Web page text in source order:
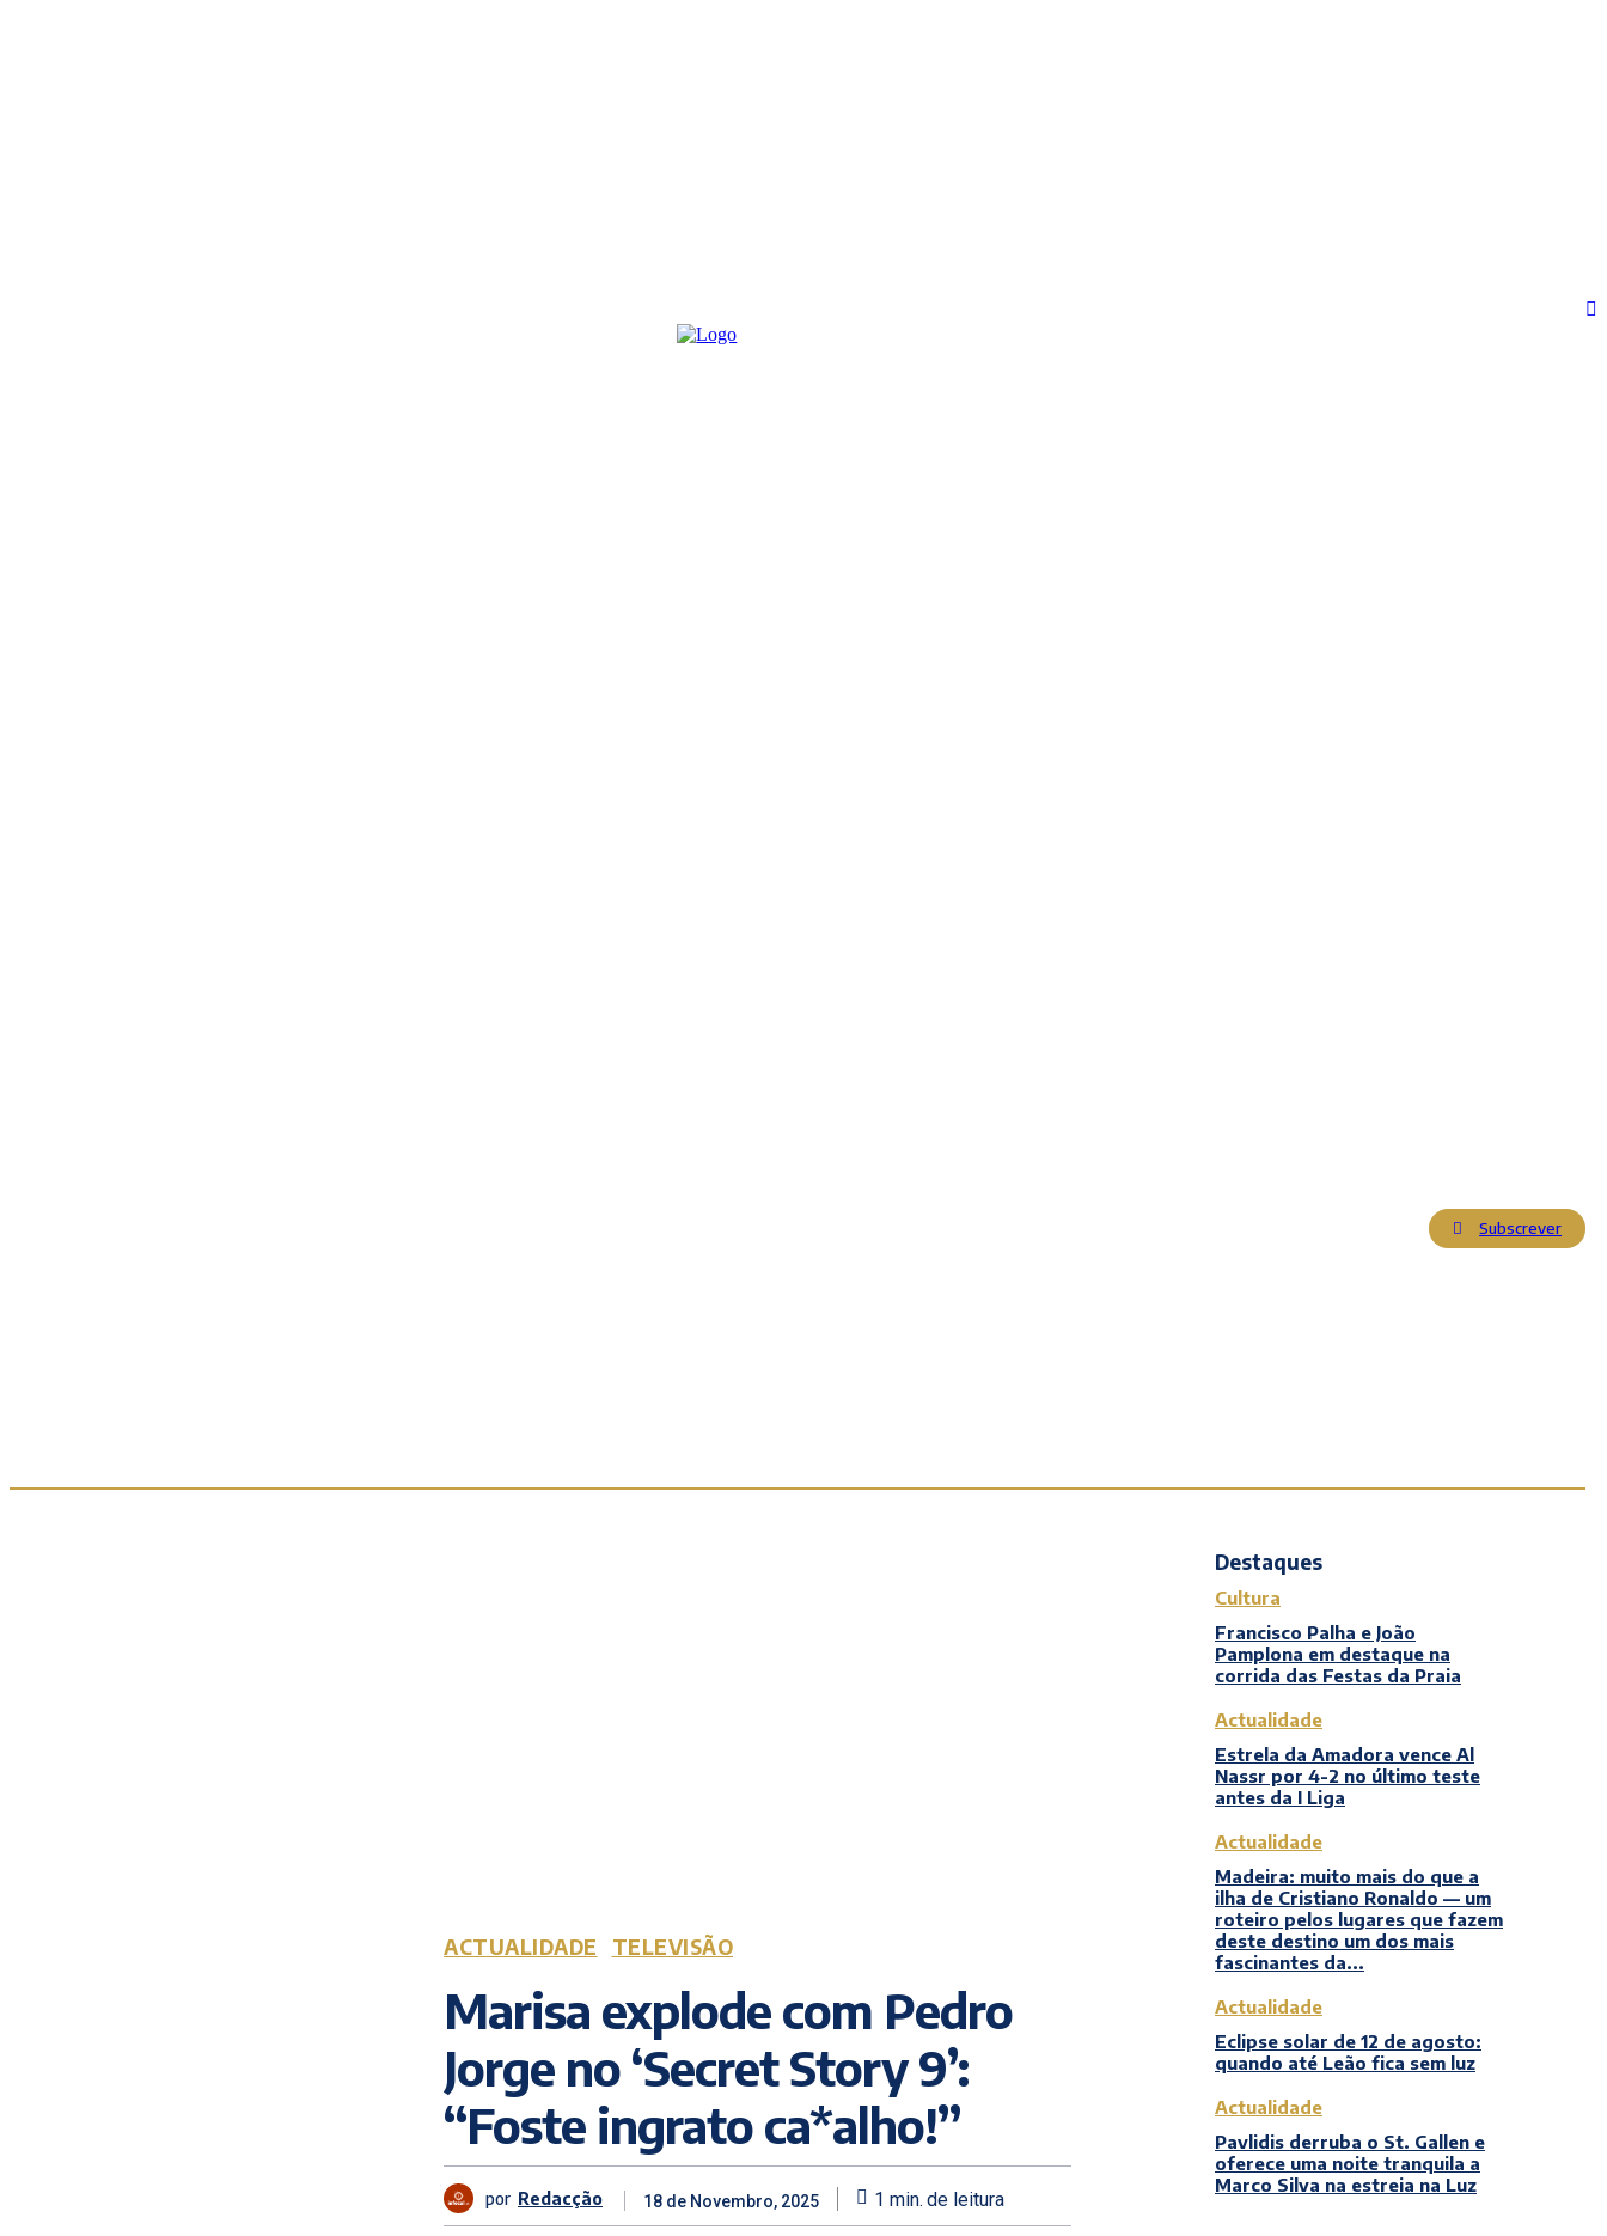
Subscrever
ACTUALIDADE TELEVISÃO
Marisa explode com Pedro
Jorge no ‘Secret Story 9’:
“Foste ingrato ca*alho!”
por Redacção 18 de Novembro, 2025 1 min. de leitura
Destaques
Cultura
Francisco Palha e João
Pamplona em destaque na
corrida das Festas da Praia
Actualidade
Estrela da Amadora vence Al
Nassr por 4-2 no último teste
antes da I Liga
Actualidade
Madeira: muito mais do que a
ilha de Cristiano Ronaldo — um
roteiro pelos lugares que fazem
deste destino um dos mais
fascinantes da...
Actualidade
Eclipse solar de 12 de agosto:
quando até Leão fica sem luz
Actualidade
Pavlidis derruba o St. Gallen e
oferece uma noite tranquila a
Marco Silva na estreia na Luz